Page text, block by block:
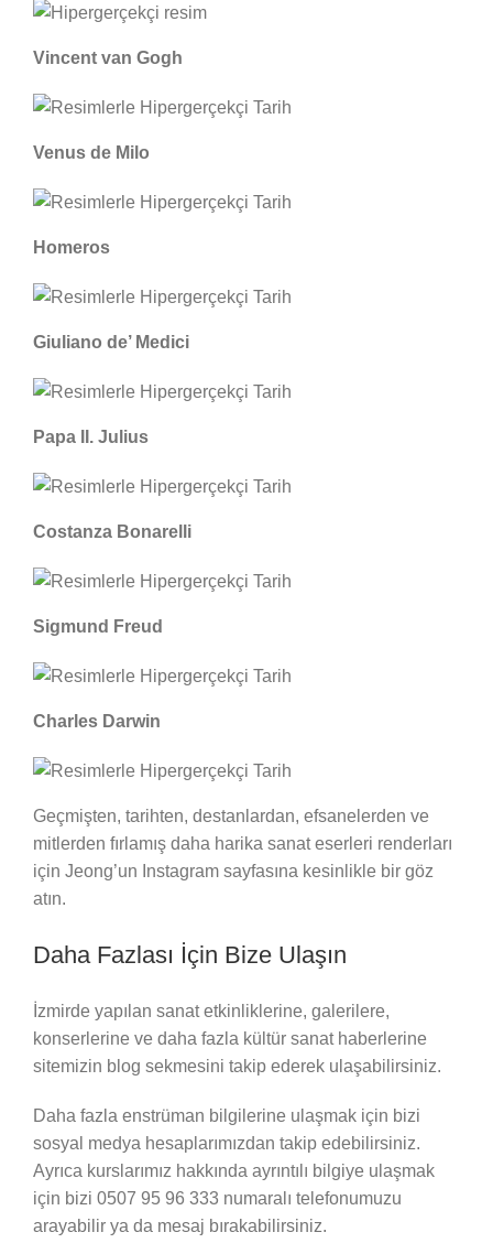
Vincent van Gogh
Venus de Milo
Homeros
Giuliano de’ Medici
Papa II. Julius
Costanza Bonarelli
Sigmund Freud
Charles Darwin
Geçmişten, tarihten, destanlardan, efsanelerden ve
mitlerden fırlamış daha harika sanat eserleri renderları
için Jeong’un Instagram sayfasına kesinlikle bir göz
atın.
Daha Fazlası İçin Bize Ulaşın
İzmirde yapılan sanat etkinliklerine, galerilere,
konserlerine ve daha fazla kültür sanat haberlerine
sitemizin blog sekmesini takip ederek ulaşabilirsiniz.
Daha fazla enstrüman bilgilerine ulaşmak için bizi
sosyal medya hesaplarımızdan takip edebilirsiniz.
Ayrıca kurslarımız hakkında ayrıntılı bilgiye ulaşmak
için bizi 0507 95 96 333 numaralı telefonumuzu
arayabilir ya da mesaj bırakabilirsiniz.